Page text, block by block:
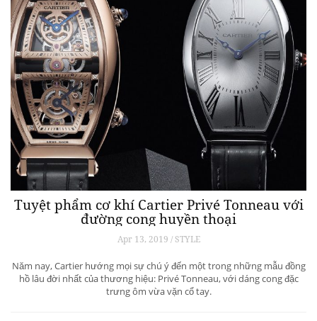
Tuyệt phẩm cơ khí Cartier Privé Tonneau với
đường cong huyền thoại
Apr 13, 2019 / STYLE
Năm nay, Cartier hướng mọi sự chú ý đến một trong những mẫu đồng
hồ lâu đời nhất của thương hiệu: Privé Tonneau, với dáng cong đặc
trưng ôm vừa vặn cổ tay.